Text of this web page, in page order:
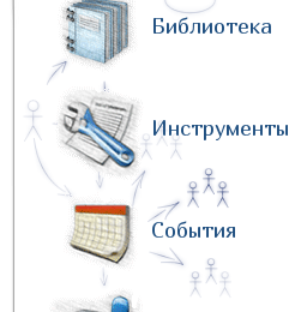
Библиотека
Инструменты
События